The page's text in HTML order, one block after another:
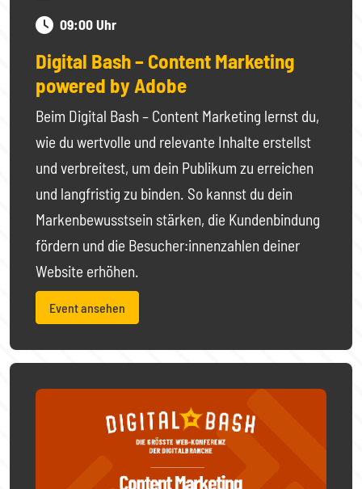
09:00 Uhr
Digital Bash – Content Marketing
powered by Adobe
Beim Digital Bash – Content Marketing lernst du,
wie du wertvolle und relevante Inhalte erstellst
und verbreitest, um dein Publikum zu erreichen
und langfristig zu binden. So kannst du dein
Markenbewusstsein stärken, die Kundenbindung
fördern und die Besucher:innenzahlen deiner
Website erhöhen.
Event ansehen